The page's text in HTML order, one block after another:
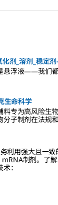
剂_溶剂_稳定
悬浮液——我们
生命科学
专为高风险生
子制剂在法规
利用强大且一
制剂。了
：